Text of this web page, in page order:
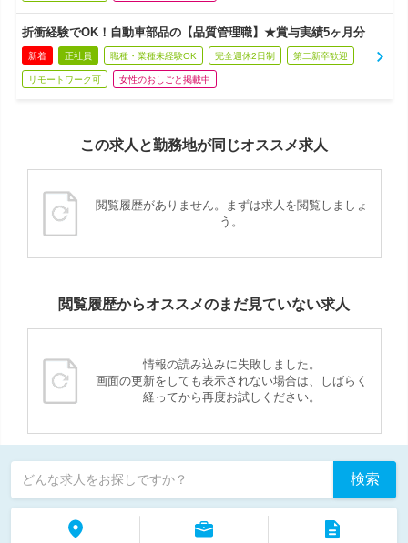
折衝経験でOK！自動車部品の【品質管理職】★賞与実績5ヶ月分
新着 正社員 職種・業種未経験OK 完全週休2日制 第二新卒歓迎
リモートワーク可 女性のおしごと掲載中
この求人と勤務地が同じオススメ求人
閲覧履歴がありません。まずは求人を閲覧しましょ
う。
閲覧履歴からオススメのまだ見ていない求人
情報の読み込みに失敗しました。
画面の更新をしても表示されない場合は、しばらく
経ってから再度お試しください。
どんな求人をお探しですか？ 検索